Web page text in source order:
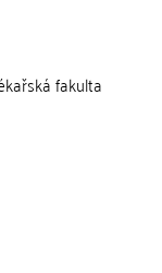
fakulta